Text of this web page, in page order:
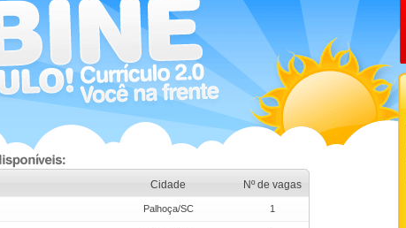
Cidade Nº de vagas
Palhoça/SC 1